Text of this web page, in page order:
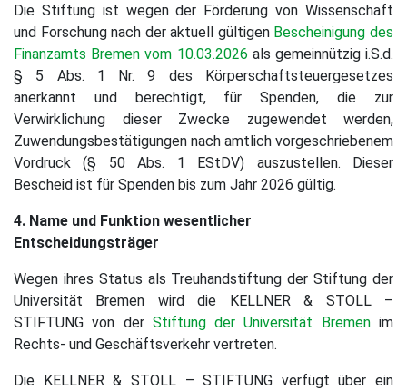
Die Stiftung ist wegen der Förderung von Wissenschaft
und Forschung nach der aktuell gültigen Bescheinigung des
Finanzamts Bremen vom 10.03.2026 als gemeinnützig i.S.d.
§ 5 Abs. 1 Nr. 9 des Körperschaftsteuergesetzes
anerkannt und berechtigt, für Spenden, die zur
Verwirklichung dieser Zwecke zugewendet werden,
Zuwendungsbestätigungen nach amtlich vorgeschriebenem
Vordruck (§ 50 Abs. 1 EStDV) auszustellen. Dieser
Bescheid ist für Spenden bis zum Jahr 2026 gültig.
4. Name und Funktion wesentlicher
Entscheidungsträger
Wegen ihres Status als Treuhandstiftung der Stiftung der
Universität Bremen wird die KELLNER & STOLL –
STIFTUNG von der Stiftung der Universität Bremenim
Rechts- und Geschäftsverkehr vertreten.
Die KELLNER & STOLL – STIFTUNG verfügt über ein